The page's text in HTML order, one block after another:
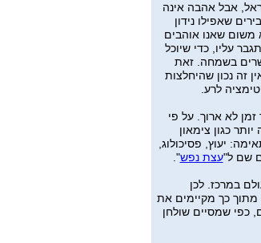
אבל אהבה אינה
שאפילו נידון
משום שאנו אוהבים
עליו, כדי שיוכל
בשמחה. זאת
זה נכון שהיחלצות
לרע.
זמן לא ארוך. על פי
כגון צימאון
יעוץ, פסיכולוג,
שם ל"עצת נפש".
במרכז. לכן
מתוך כך מקיימים את
כפי שמסיים שולחן